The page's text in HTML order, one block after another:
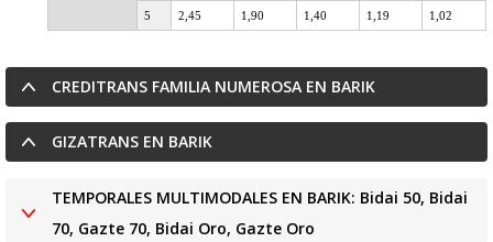
5 2,45 1,90 1,40 1,19 1,02
CREDITRANS FAMILIA NUMEROSA EN BARIK
GIZATRANS EN BARIK
TEMPORALES MULTIMODALES EN BARIK: Bidai 50, Bidai
70, Gazte 70, Bidai Oro, Gazte Oro